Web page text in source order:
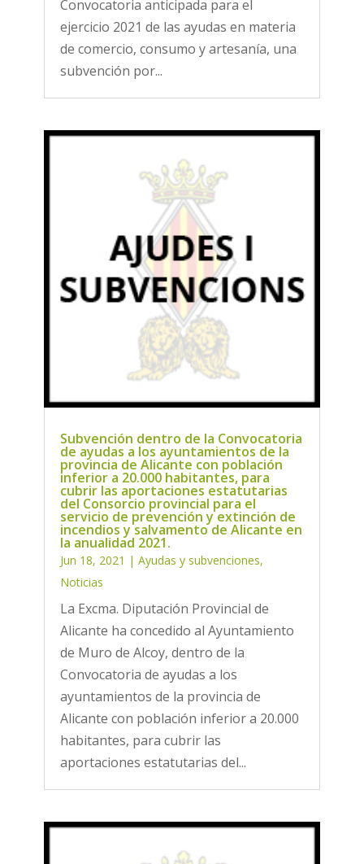
Convocatoria anticipada para el
ejercicio 2021 de las ayudas en materia
de comercio, consumo y artesanía, una
subvención por...
Subvención dentro de la Convocatoria
de ayudas a los ayuntamientos de la
provincia de Alicante con población
inferior a 20.000 habitantes, para
cubrir las aportaciones estatutarias
del Consorcio provincial para el
servicio de prevención y extinción de
incendios y salvamento de Alicante en
la anualidad 2021.
Jun 18, 2021 | Ayudas y subvenciones,
Noticias
La Excma. Diputación Provincial de
Alicante ha concedido al Ayuntamiento
de Muro de Alcoy, dentro de la
Convocatoria de ayudas a los
ayuntamientos de la provincia de
Alicante con población inferior a 20.000
habitantes, para cubrir las
aportaciones estatutarias del...